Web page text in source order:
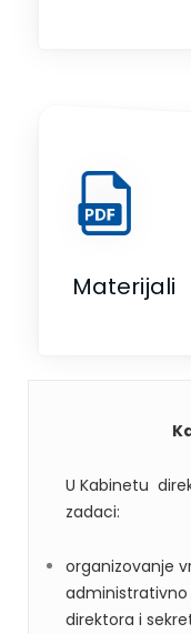
Materijali
U Kabinetu
zadaci:
organizovanje
direktora i